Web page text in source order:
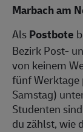
Marbach am
AlsPostbote
Bezirk Post-
von keinem
fünf Werktage
Samstag)
Studenten
du zählst, wie